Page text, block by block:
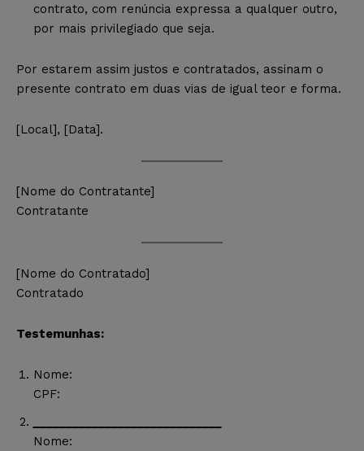
contrato, com renúncia expressa a qualquer outro,
por mais privilegiado que seja.
Por estarem assim justos e contratados, assinam o
presente contrato em duas vias de igual teor e forma.
[Local], [Data].
[Nome do Contratante]
Contratante
[Nome do Contratado]
Contratado
Testemunhas:
Nome:
CPF:
Nome: